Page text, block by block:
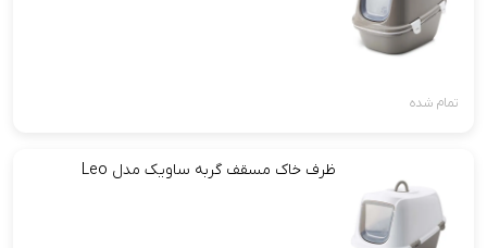
تمام شده
ظرف خاک مسقف گربه ساویک مدل Leo